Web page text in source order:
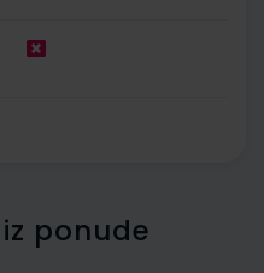
ponude